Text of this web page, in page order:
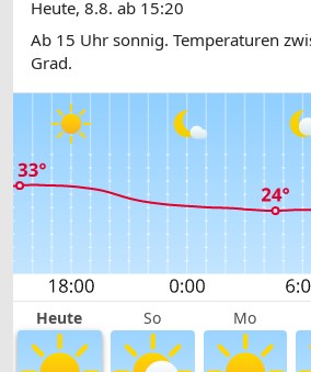
Heute, 8.8. ab 15:20
Ab 15 Uhr sonnig. Temperaturen
Grad.
Heute So Mo